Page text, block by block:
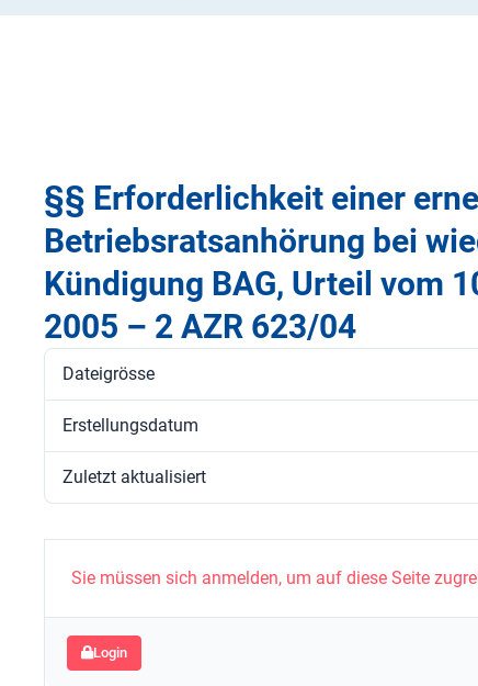
§§ Erforderlichkeit einer
Betriebsratsanhörung bei
Kündigung BAG, Urteil vom
2005 – 2 AZR 623/04
Dateigrösse
Erstellungsdatum
Zuletzt aktualisiert
Sie müssen sich anmelden, um auf diese Seite
Login